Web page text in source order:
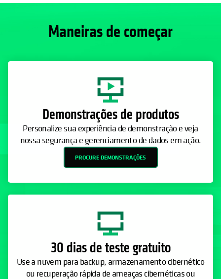
Maneiras de começar
Demonstrações de produtos
Personalize sua experiência de demonstração e veja
nossa segurança e gerenciamento de dados em ação.
PROCURE DEMONSTRAÇÕES
30 dias de teste gratuito
Use a nuvem para backup, armazenamento cibernético
ou recuperação rápida de ameaças cibernéticas ou